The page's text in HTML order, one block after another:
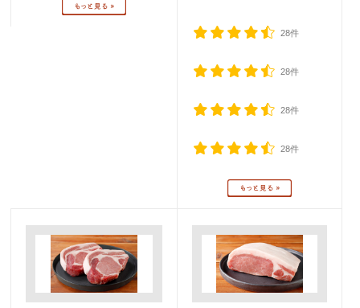
28件
28件
28件
28件